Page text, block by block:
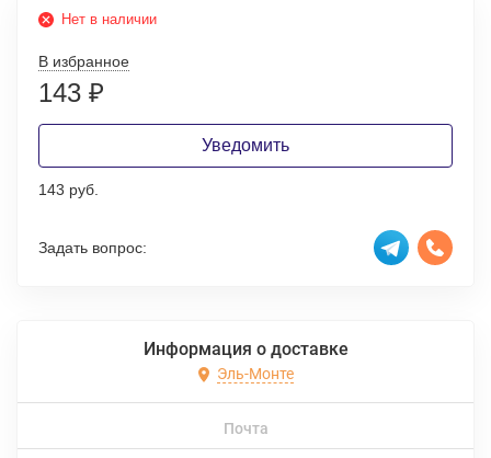
Нет в наличии
В избранное
143 ₽
Уведомить
143 руб.
Задать вопрос:
Информация о доставке
Эль-Монте
Почта